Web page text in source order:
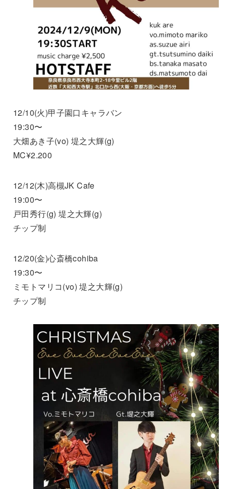
12/10(火)甲子園口キャラバン
19:30〜
大畑あき子(vo) 堤之大輝(g)
MC¥2.200
12/12(木)高槻JK Cafe
19:00〜
戸田秀行(g) 堤之大輝(g)
チップ制
12/20(金)心斎橋cohiba
19:30〜
ミモトマリコ(vo) 堤之大輝(g)
チップ制